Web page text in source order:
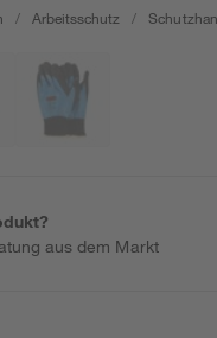
/ Arbeitsschutz /
aus dem Markt